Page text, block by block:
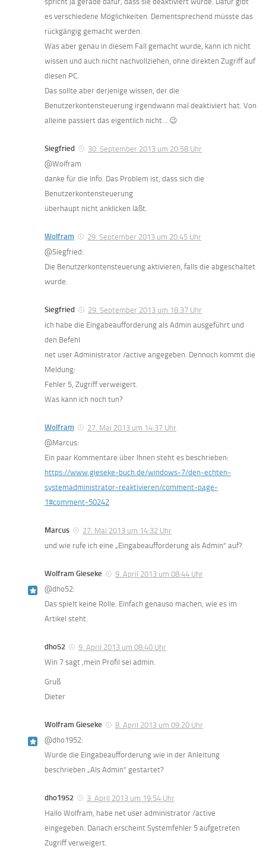
es verschiedene Möglichkeiten. Dementsprechend müsste das
rückgängig gemacht werden.
Was aber genau in diesem Fall gemacht wurde, kann ich nicht
wissen und auch nicht nachvollziehen, ohne direkten Zugriff auf
diesen PC.
Das sollte aber derjenige wissen, der die
Benutzerkontensteuerung irgendwann mal deaktiviert hat. Von
alleine passiert das eigentlich nicht… 😉
Siegfried
30. September 2013 um 20:58 Uhr
@Wolfram
danke für die Info. Das Problem ist, dass sich die
Benutzerkontensteuerung
überhaupt nicht anklicken läßt.
Wolfram
29. September 2013 um 20:45 Uhr
@Siegfried:
Die Benutzerkontensteuerung aktivieren, falls die abgeschaltet
wurde.
Siegfried
29. September 2013 um 18:37 Uhr
ich habe die Eingabeaufforderung als Admin ausgeführt und
den Befehl
net user Administrator /active angegeben. Dennoch kommt die
Meldung:
Fehler 5, Zugriff verweigert.
Was kann ich noch tun?
Wolfram
27. Mai 2013 um 14:37 Uhr
@Marcus:
Ein paar Kommentare über Ihnen steht es beschrieben:
https://www.gieseke-buch.de/windows-7/den-echten-
systemadministrator-reaktivieren/comment-page-
1#comment-50242
Marcus
27. Mai 2013 um 14:32 Uhr
und wie rufe ich eine „Eingabeaufforderung als Admin“ auf?
Wolfram Gieseke
9. April 2013 um 08:44 Uhr
@dho52:
Das spielt keine Rolle. Einfach genauso machen, wie es im
Artikel steht.
dho52
9. April 2013 um 08:40 Uhr
Win 7 sagt ,mein Profil sei admin.
Gruß
Dieter
Wolfram Gieseke
8. April 2013 um 09:20 Uhr
@dho1952:
Wurde die Eingabeaufforderung wie in der Anleitung
beschrieben „Als Admin“ gestartet?
dho1952
3. April 2013 um 19:54 Uhr
Hallo Wolfram, habe net user administrator /active
eingegeben. Danach erscheint Systemfehler 5 aufgetreten
Zugriff verweigert.